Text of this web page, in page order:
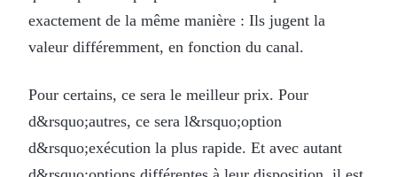
exactement de la même manière : Ils jugent la
valeur différemment, en fonction du canal.
Pour certains, ce sera le meilleur prix. Pour
d&rsquo;autres, ce sera l&rsquo;option
d&rsquo;exécution la plus rapide. Et avec autant